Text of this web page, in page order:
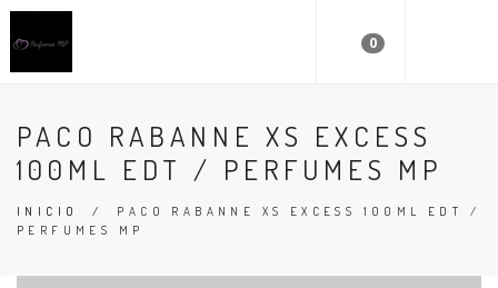
0
PACO RABANNE XS EXCESS
100ML EDT / PERFUMES MP
INICIO / PACO RABANNE XS EXCESS 100ML EDT /
PERFUMES MP